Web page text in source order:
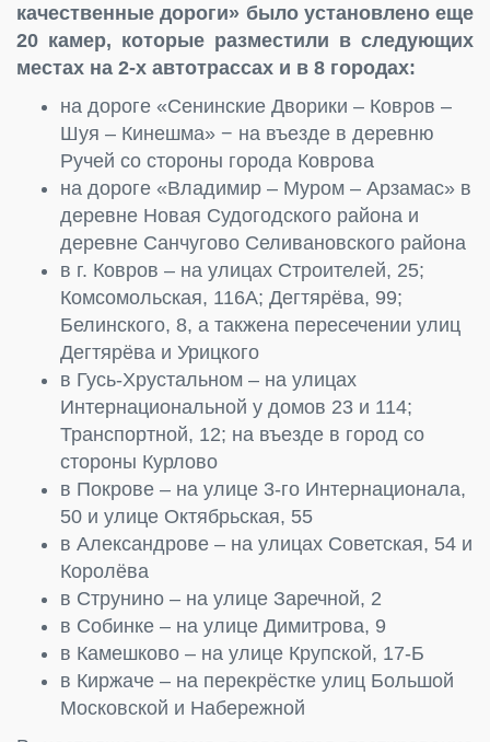
качественные дороги» было установлено еще
20 камер, которые разместили в следующих
местах на 2-х автотрассах и в 8 городах:
на дороге «Сенинские Дворики – Ковров –
Шуя – Кинешма» − на въезде в деревню
Ручей со стороны города Коврова
на дороге «Владимир – Муром – Арзамас» в
деревне Новая Судогодского района и
деревне Санчугово Селивановского района
в г. Ковров – на улицах Строителей, 25;
Комсомольская, 116А; Дегтярёва, 99;
Белинского, 8, а такжена пересечении улиц
Дегтярёва и Урицкого
в Гусь-Хрустальном – на улицах
Интернациональной у домов 23 и 114;
Транспортной, 12; на въезде в город со
стороны Курлово
в Покрове – на улице 3-го Интернационала,
50 и улице Октябрьская, 55
в Александрове – на улицах Советская, 54 и
Королёва
в Струнино – на улице Заречной, 2
в Собинке – на улице Димитрова, 9
в Камешково – на улице Крупской, 17-Б
в Киржаче – на перекрёстке улиц Большой
Московской и Набережной